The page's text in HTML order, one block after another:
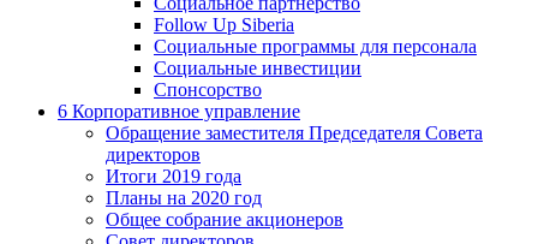
Follow Up Siberia
Социальные программы для персонала
Социальные инвестиции
Спонсорство
6 Корпоративное управление
Обращение заместителя Председателя Совета
директоров
Итоги 2019 года
Планы на 2020 год
Общее собрание акционеров